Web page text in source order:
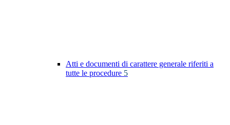
Atti e documenti di carattere generale riferiti a
tutte le procedure 5